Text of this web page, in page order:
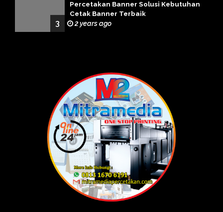
3
Percetakan Banner Solusi Kebutuhan
Cetak Banner Terbaik
2 years ago